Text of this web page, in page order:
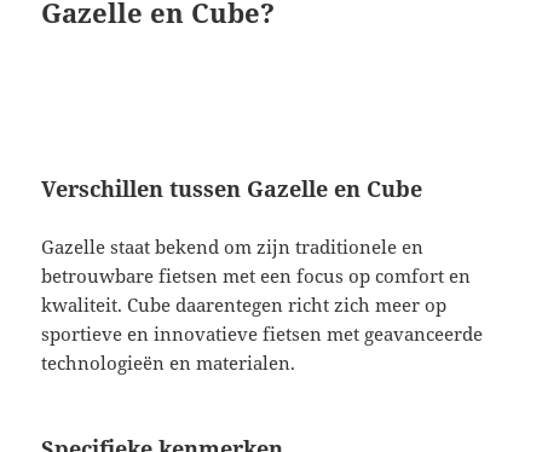
Gazelle en Cube?
Verschillen tussen Gazelle en Cube
Gazelle staat bekend om zijn traditionele en
betrouwbare fietsen met een focus op comfort en
kwaliteit. Cube daarentegen richt zich meer op
sportieve en innovatieve fietsen met geavanceerde
technologieën en materialen.